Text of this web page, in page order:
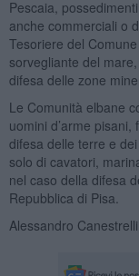
Pescaia,
anche commerciali o
Tesoriere del
sorvegliante del
difesa delle zone
Le Comunità elbane
uomini d’arme
difesa delle terre e
solo di cavatori,
nel caso della difesa
Repubblica di Pisa.
Alessandro Canestrelli